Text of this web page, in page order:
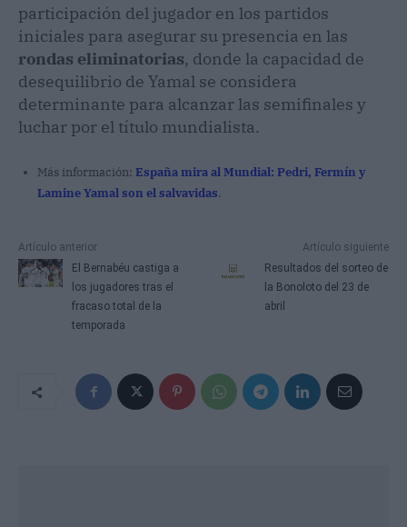
participación del jugador en los partidos
iniciales para asegurar su presencia en las
rondas eliminatorias, donde la capacidad de
desequilibrio de Yamal se considera
determinante para alcanzar las semifinales y
luchar por el título mundialista.
Más información: España mira al Mundial: Pedri, Fermín y
Lamine Yamal son el salvavidas.
Artículo anterior
El Bernabéu castiga a
los jugadores tras el
fracaso total de la
temporada
Artículo siguiente
Resultados del sorteo de
la Bonoloto del 23 de
abril